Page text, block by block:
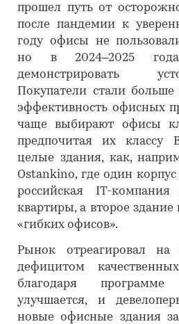
прошел путь от
после пандемии к
году офисы не
но в 2024–2025
демонстрировать
Покупатели стали
эффективность офисных
чаще выбирают офисы
предпочитая их классу
целые здания, как,
Ostankino, где один
российская IT-
квартиры, а второе здание
«гибких офисов».
Рынок отреагировал на
дефицитом
благодаря
улучшается, и
новые офисные здания